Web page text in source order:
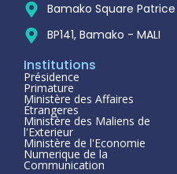
Bamako Square Patrice
BP141, Bamako - MALI
Institutions
Présidence
Primature
Ministère des Affaires
Étrangeres
Ministère des Maliens de
l'Exterieur
Ministère de l'Economie
Numerique de la
Communication